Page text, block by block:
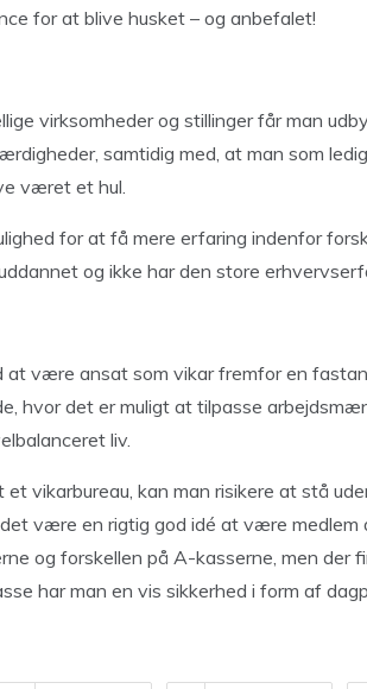
for at blive husket – og anbefalet!
virksomheder og stillinger får man
samtidig med, at man som
været et hul.
for at få mere erfaring indenfor
og ikke har den store
at være ansat som vikar fremfor en
hvor det er muligt at tilpasse
liv.
et vikarbureau, kan man risikere at stå
være en rigtig god idé at være
og forskellen på A-kasserne, men der
har man en vis sikkerhed i form af